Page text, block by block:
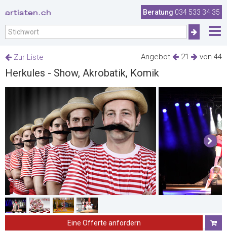
artisten.ch Beratung 034 533 34 35
Angebot 21 von 44
Zur Liste
Herkules - Show, Akrobatik, Komik
Eine Offerte anfordern